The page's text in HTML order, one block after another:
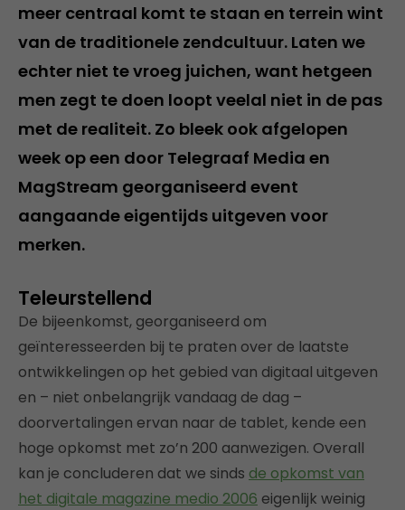
meer centraal komt te staan en terrein wint
van de traditionele zendcultuur. Laten we
echter niet te vroeg juichen, want hetgeen
men zegt te doen loopt veelal niet in de pas
met de realiteit. Zo bleek ook afgelopen
week op een door Telegraaf Media en
MagStream georganiseerd event
aangaande eigentijds uitgeven voor
merken.
Teleurstellend
De bijeenkomst, georganiseerd om
geïnteresseerden bij te praten over de laatste
ontwikkelingen op het gebied van digitaal uitgeven
en – niet onbelangrijk vandaag de dag –
doorvertalingen ervan naar de tablet, kende een
hoge opkomst met zo’n 200 aanwezigen. Overall
kan je concluderen dat we sinds de opkomst van
het digitale magazine medio 2006 eigenlijk weinig